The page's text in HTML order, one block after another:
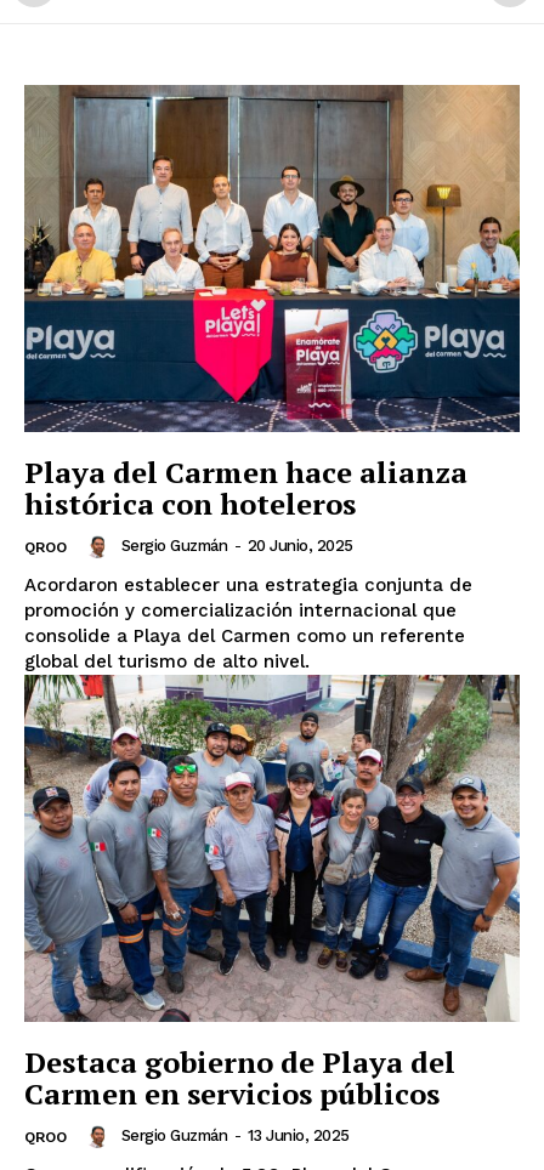
Playa del Carmen hace alianza
histórica con hoteleros
QROO Sergio Guzmán - 20 Junio, 2025
Acordaron establecer una estrategia conjunta de
promoción y comercialización internacional que
consolide a Playa del Carmen como un referente
global del turismo de alto nivel.
Destaca gobierno de Playa del
Carmen en servicios públicos
QROO Sergio Guzmán - 13 Junio, 2025